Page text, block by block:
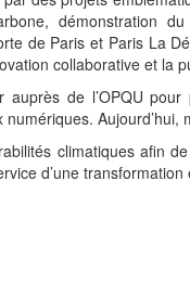
démonstration
de Paris et Paris La
collaborative et la
auprès de l’OPQU
Aujourd’hui,
climatiques afin
d’une